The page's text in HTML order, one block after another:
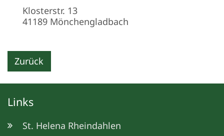
Klosterstr. 13
41189 Mönchengladbach
Zurück
Links
St. Helena Rheindahlen